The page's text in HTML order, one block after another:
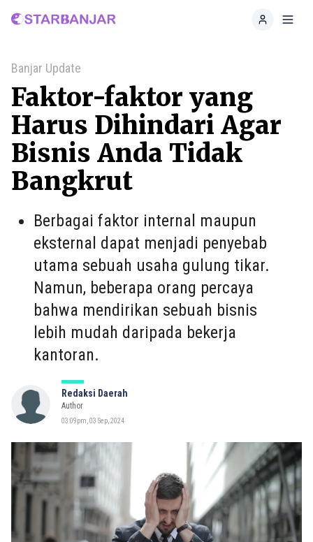
Home
Banjar Update
Faktor-faktor yang
Harus Dihindari Agar
Bisnis Anda Tidak
Bangkrut
Berbagai faktor internal maupun
eksternal dapat menjadi penyebab
utama sebuah usaha gulung tikar.
Namun, beberapa orang percaya
bahwa mendirikan sebuah bisnis
lebih mudah daripada bekerja
kantoran.
Redaksi Daerah
Author
03:09pm, 03 Sep, 2024